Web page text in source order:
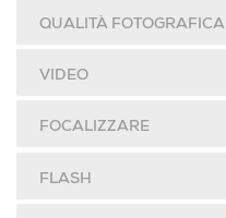
QUALITÀ FOTOGRAFICA
VIDEO
FOCALIZZARE
FLASH